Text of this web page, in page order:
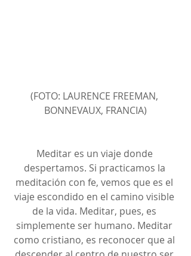
(FOTO: LAURENCE FREEMAN,
BONNEVAUX, FRANCIA)
Meditar es un viaje donde
despertamos. Si practicamos la
meditación con fe, vemos que es el
viaje escondido en el camino visible
de la vida. Meditar, pues, es
simplemente ser humano. Meditar
como cristiano, es reconocer que al